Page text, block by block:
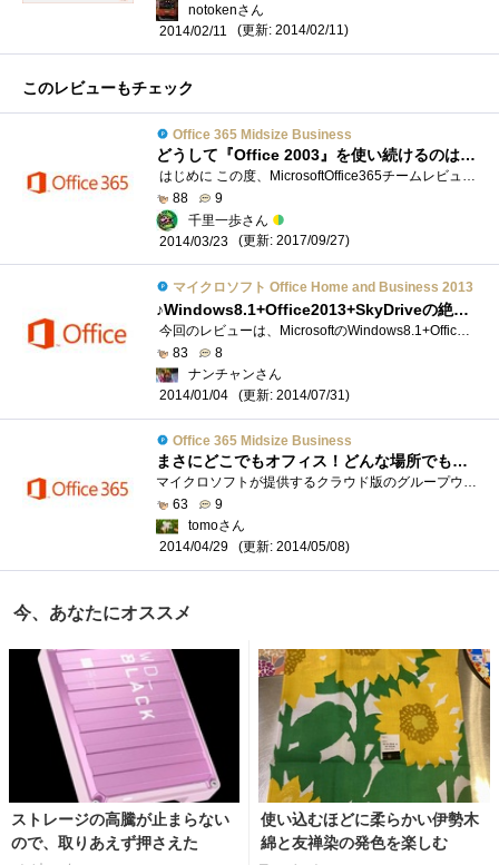
notokenさん
2014/02/11
(更新: 2014/02/11)
このレビューもチェック
Office 365 Midsize Business
どうして『Office 2003』を使い続けるのはダメなのか？ 『Office 365』に移行すると何ができるのか？
はじめに この度、MicrosoftOffice365チームレビュー企画第2弾「Office2003からの移行メリットを調査せよ！」のレビュアーを務めることになりました�...
88
9
千里一歩さん
2014/03/23
(更新: 2017/09/27)
マイクロソフト Office Home and Business 2013
♪Windows8.1+Office2013+SkyDriveの絶妙のハーモニー♪
今回のレビューは、MicrosoftのWindows8.1+Office2013HomeandBisiness(以下Office2013)。主に､Office2013をメインとして、レビューになります。Windows8.1は既にイン�...
83
8
ナンチャンさん
2014/01/04
(更新: 2014/07/31)
Office 365 Midsize Business
まさにどこでもオフィス！どんな場所でもプライベートオフィスに
マイクロソフトが提供するクラウド版のグループウェアであるOffice365。仕事でつかえるさまざまなツールがクラウド上にすべてそろっているサー�...
63
9
tomoさん
2014/04/29
(更新: 2014/05/08)
今、あなたにオススメ
ストレージの高騰が止まらない
ので、取りあえず押さえた
使い込むほどに柔らかい伊勢木
綿と友禅染の発色を楽しむ